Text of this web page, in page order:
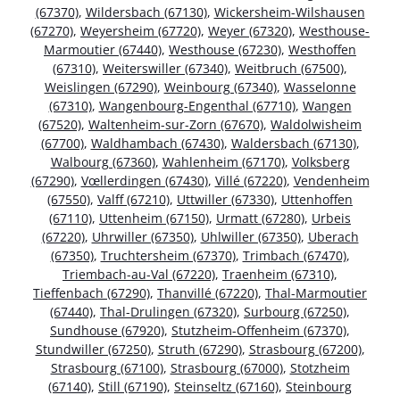
(67370), Wildersbach (67130), Wickersheim-Wilshausen
(67270), Weyersheim (67720), Weyer (67320), Westhouse-
Marmoutier (67440), Westhouse (67230), Westhoffen
(67310), Weiterswiller (67340), Weitbruch (67500),
Weislingen (67290), Weinbourg (67340), Wasselonne
(67310), Wangenbourg-Engenthal (67710), Wangen
(67520), Waltenheim-sur-Zorn (67670), Waldolwisheim
(67700), Waldhambach (67430), Waldersbach (67130),
Walbourg (67360), Wahlenheim (67170), Volksberg
(67290), Vœllerdingen (67430), Villé (67220), Vendenheim
(67550), Valff (67210), Uttwiller (67330), Uttenhoffen
(67110), Uttenheim (67150), Urmatt (67280), Urbeis
(67220), Uhrwiller (67350), Uhlwiller (67350), Uberach
(67350), Truchtersheim (67370), Trimbach (67470),
Triembach-au-Val (67220), Traenheim (67310),
Tieffenbach (67290), Thanvillé (67220), Thal-Marmoutier
(67440), Thal-Drulingen (67320), Surbourg (67250),
Sundhouse (67920), Stutzheim-Offenheim (67370),
Stundwiller (67250), Struth (67290), Strasbourg (67200),
Strasbourg (67100), Strasbourg (67000), Stotzheim
(67140), Still (67190), Steinseltz (67160), Steinbourg